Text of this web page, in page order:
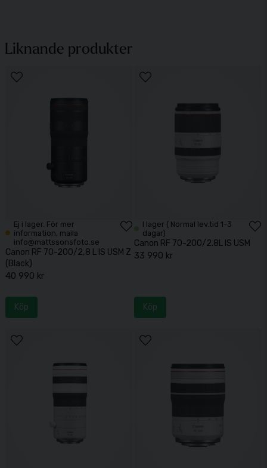
Liknande produkter
Ej i lager. För mer
information, maila
info@mattssonsfoto.se
Canon RF 70-200/2,8 L IS USM Z
(Black)
40 990 kr
Köp
I lager ( Normal lev.tid 1-3
dagar)
Canon RF 70-200/2.8L IS USM
33 990 kr
Köp